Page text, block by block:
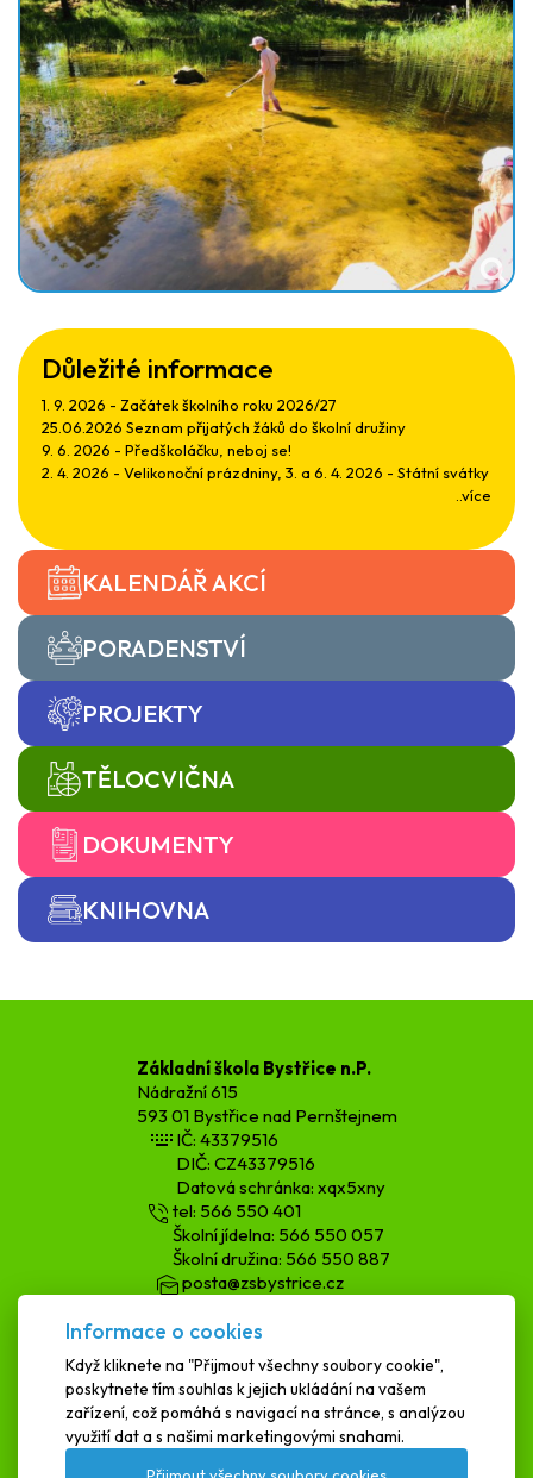
Důležité informace
1. 9. 2026 - Začátek školního roku 2026/27
25.06.2026 Seznam přijatých žáků do školní družiny
9. 6. 2026 - Předškoláčku, neboj se!
2. 4. 2026 - Velikonoční prázdniny, 3. a 6. 4. 2026 - Státní svátky
..více
KALENDÁŘ AKCÍ
PORADENSTVÍ
PROJEKTY
TĚLOCVIČNA
DOKUMENTY
KNIHOVNA
Základní škola Bystřice n.P.
Nádražní 615
593 01 Bystřice nad Pernštejnem
IČ: 43379516
DIČ: CZ43379516
Datová schránka: xqx5xny
tel: 566 550 401
Školní jídelna: 566 550 057
Školní družina: 566 550 887
posta@zsbystrice.cz
podatelna@zsbystrice.cz
SCHRÁNKA DŮVĚRY
Informace o cookies
Když kliknete na "Přijmout všechny soubory cookie",
poskytnete tím souhlas k jejich ukládání na vašem
zařízení, což pomáhá s navigací na stránce, s analýzou
využití dat a s našimi marketingovými snahami.
Přijmout všechny soubory cookies